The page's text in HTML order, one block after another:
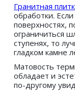
Гранитная
обработки.
поверхностях,
ограничиться
ступенях, то
гладком камне
Матовость
обладает и
по-другому